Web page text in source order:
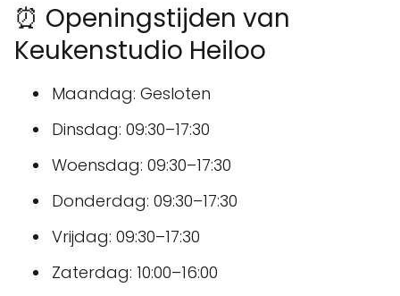
⏰ Openingstijden van
Keukenstudio Heiloo
Maandag: Gesloten
Dinsdag: 09:30–17:30
Woensdag: 09:30–17:30
Donderdag: 09:30–17:30
Vrijdag: 09:30–17:30
Zaterdag: 10:00–16:00